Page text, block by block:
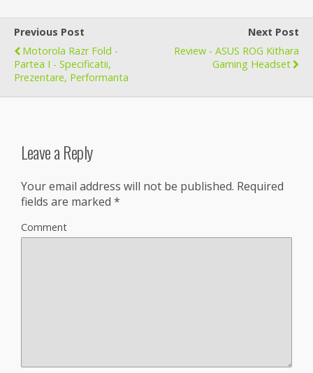
Previous Post
Motorola Razr Fold -
Partea I - Specificatii,
Prezentare, Performanta
Next Post
Review - ASUS ROG Kithara
Gaming Headset
Leave a Reply
Your email address will not be published. Required
fields are marked *
Comment